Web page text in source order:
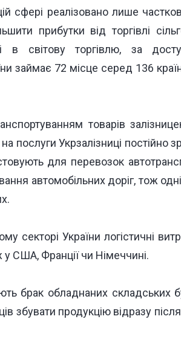
сфері реалізовано лише
прибутки від торгівлі
в світову торгівлю, за
займає 72 місце серед 136
товарів
на послуги Укрзалізниці
для перевозок
автомобільних доріг, тож
секторі України логістичні
у США, Франції чи Німеччині.
брак обладнаних складських
збувати продукцію відразу